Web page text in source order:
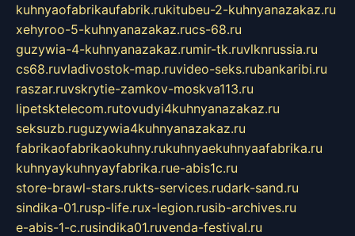
kuhnyaofabrikaufabrik.rukitubeu-2-kuhnyanazakaz.ru
xehyroo-5-kuhnyanazakaz.rucs-68.ru
guzywia-4-kuhnyanazakaz.rumir-tk.ruvlknrussia.ru
cs68.ruvladivostok-map.ruvideo-seks.rubankaribi.ru
raszar.ruvskrytie-zamkov-moskva113.ru
lipetsktelecom.rutovudyi4kuhnyanazakaz.ru
seksuzb.ruguzywia4kuhnyanazakaz.ru
fabrikaofabrikaokuhny.rukuhnyaekuhnyaafabrika.ru
kuhnyaykuhnyayfabrika.rue-abis1c.ru
store-brawl-stars.rukts-services.rudark-sand.ru
sindika-01.rusp-life.rux-legion.rusib-archives.ru
e-abis-1-c.rusindika01.ruvenda-festival.ru